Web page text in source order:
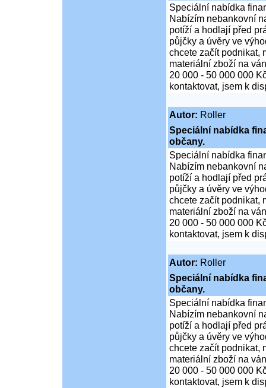
Speciální nabídka
Nabízím nebankovní
potíží a hodlají před
půjčky a úvěry ve
chcete začít podnikat,
materiální zboží na
20 000 - 50 000 000
kontaktovat, jsem k
Autor: Roller
Speciální nabídka
občany.
Speciální nabídka
Nabízím nebankovní
potíží a hodlají před
půjčky a úvěry ve
chcete začít podnikat,
materiální zboží na
20 000 - 50 000 000
kontaktovat, jsem k
Autor: Roller
Speciální nabídka
občany.
Speciální nabídka
Nabízím nebankovní
potíží a hodlají před
půjčky a úvěry ve
chcete začít podnikat,
materiální zboží na
20 000 - 50 000 000
kontaktovat, jsem k